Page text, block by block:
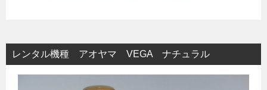
レンタル機種 アオヤマ VEGA ナチュラル